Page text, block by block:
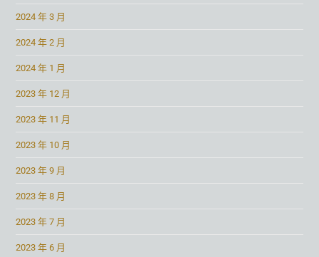
2024 年 3 月
2024 年 2 月
2024 年 1 月
2023 年 12 月
2023 年 11 月
2023 年 10 月
2023 年 9 月
2023 年 8 月
2023 年 7 月
2023 年 6 月